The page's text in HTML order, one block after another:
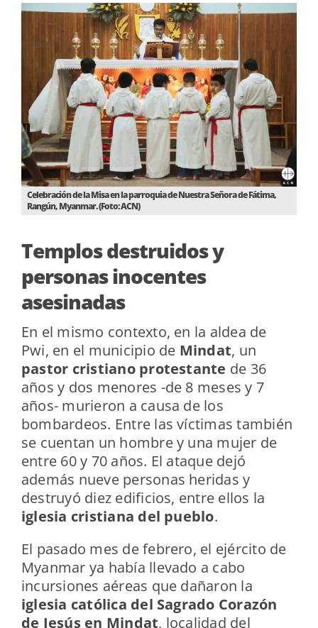
Celebración de la Misa en la parroquia de Nuestra Señora de Fátima,
Rangún, Myanmar. (Foto: ACN)
Templos destruidos y
personas inocentes
asesinadas
En el mismo contexto, en la aldea de
Pwi, en el municipio de Mindat, un
pastor cristiano protestante de 36
años y dos menores -de 8 meses y 7
años- murieron a causa de los
bombardeos. Entre las víctimas también
se cuentan un hombre y una mujer de
entre 60 y 70 años. El ataque dejó
además nueve personas heridas y
destruyó diez edificios, entre ellos la
iglesia cristiana del pueblo.
El pasado mes de febrero, el ejército de
Myanmar ya había llevado a cabo
incursiones aéreas que dañaron la
iglesia católica del Sagrado Corazón
de Jesús en Mindat, localidad del